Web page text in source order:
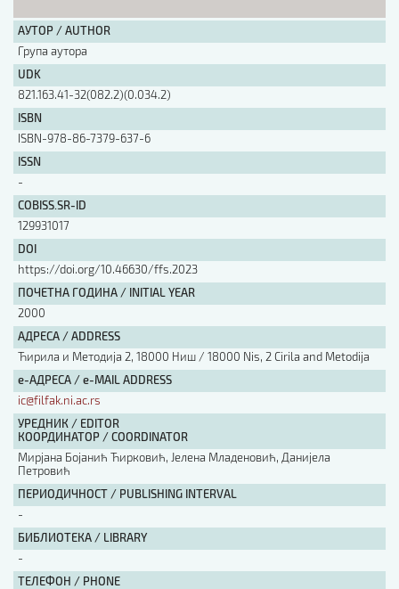
Тип издања
АУТОР / AUTHOR
UDK
ISBN
ISSN
COBISS.SR-ID
DOI
АУТОР / AUTHOR
Група аутора
UDK
821.163.41-32(082.2)(0.034.2)
ISBN
ISBN-978-86-7379-637-6
ISSN
-
COBISS.SR-ID
129931017
DOI
https://doi.org/10.46630/ffs.2023
ПОЧЕТНА ГОДИНА / INITIAL YEAR
2000
АДРЕСА / ADDRESS
Ћирила и Методија 2, 18000 Ниш / 18000 Nis, 2 Cirila and Metodija
е-АДРЕСА / e-MAIL ADDRESS
ic@filfak.ni.ac.rs
УРЕДНИК / EDITOR
КООРДИНАТОР / COORDINATOR
Мирјана Бојанић Ћирковић, Јелена Младеновић, Данијела
Петровић
ПЕРИОДИЧНОСТ / PUBLISHING INTERVAL
-
БИБЛИОТЕКА / LIBRARY
-
ТЕЛЕФОН / PHONE